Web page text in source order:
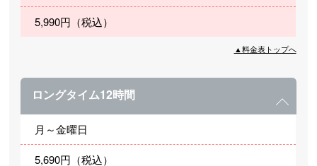
5,990円（税込）
▲料金表トップへ
ロングタイム12時間
月～金曜日
5,690円（税込）